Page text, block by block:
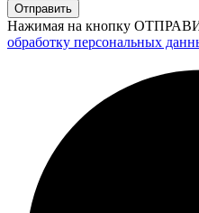
Отправить
Нажимая на кнопку
обработку персональных